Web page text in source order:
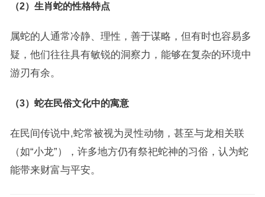
（2）生肖蛇的性格特点
属蛇的人通常冷静、理性，善于谋略，但有时也容易多
疑，他们往往具有敏锐的洞察力，能够在复杂的环境中
游刃有余。
（3）蛇在民俗文化中的寓意
在民间传说中,蛇常被视为灵性动物，甚至与龙相关联
（如“小龙”），许多地方仍有祭祀蛇神的习俗，认为蛇
能带来财富与平安。